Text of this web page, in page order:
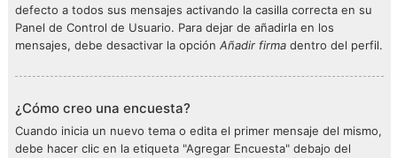
defecto a todos sus mensajes activando la casilla correcta en su
Panel de Control de Usuario. Para dejar de añadirla en los
mensajes, debe desactivar la opción Añadir firma dentro del perfil.
¿Cómo creo una encuesta?
Cuando inicia un nuevo tema o edita el primer mensaje del mismo,
debe hacer clic en la etiqueta "Agregar Encuesta" debajo del